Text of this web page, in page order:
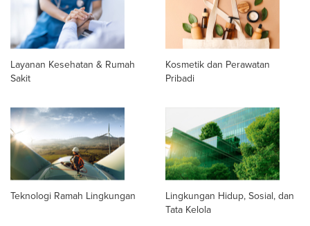
Layanan Kesehatan & Rumah
Sakit
Kosmetik dan Perawatan
Pribadi
Teknologi Ramah Lingkungan
Lingkungan Hidup, Sosial, dan
Tata Kelola